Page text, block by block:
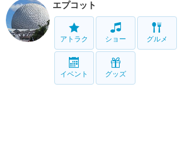
エプコット
アトラク ショー グルメ
イベント グッズ